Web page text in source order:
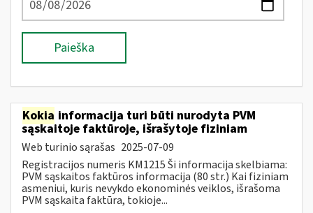
Paieška
Kokia informacija turi būti nurodyta PVM
sąskaitoje faktūroje, išrašytoje fiziniam
Web turinio sąrašas 2025-07-09
Registracijos numeris KM1215 Ši informacija skelbiama:
PVM sąskaitos faktūros informacija (80 str.) Kai fiziniam
asmeniui, kuris nevykdo ekonominės veiklos, išrašoma
PVM sąskaita faktūra, tokioje...